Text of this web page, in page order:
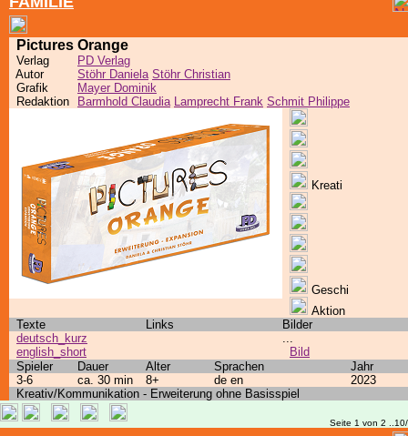
Pictures Orange
Verlag
PD Verlag
Autor
Stöhr Daniela Stöhr Christian
Grafik
Mayer Dominik
Redaktion
Barmhold Claudia Lamprecht Frank Schmit Philippe
Kreati
Geschi
Aktion
Texte
Links
Bilder
deutsch_kurz
english_short
...
Bild
Spieler
Dauer Alter Sprachen
Jahr
3-6
ca. 30 min 8+ de en
2023
Kreativ/Kommunikation - Erweiterung ohne Basisspiel
Seite 1 von 2